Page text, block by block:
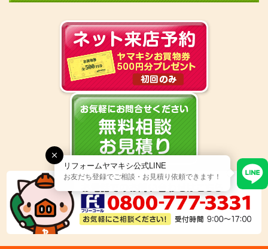
リフォームヤマキシ公式LINE
お友だち登録でご相談・お見積り依頼できます！